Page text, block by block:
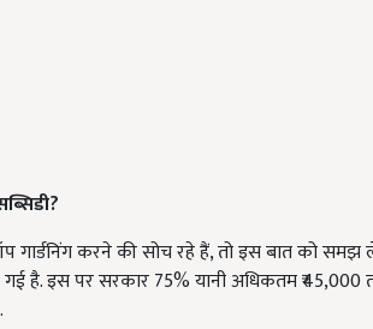
करने की सोच रहे हैं, तो इस बात को
है. इस पर सरकार 75% यानी अधिकतम ₹45,000